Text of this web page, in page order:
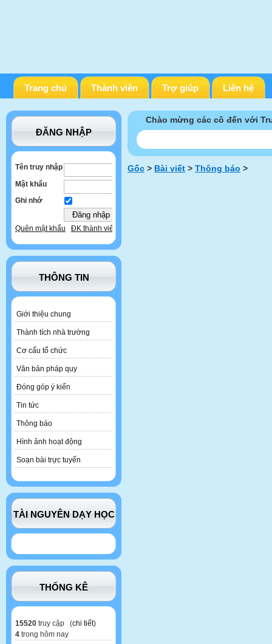
Trang chủ Thành viên Trợ giúp Liên hệ
ĐĂNG NHẬP
Tên truy nhập
Mật khẩu
Ghi nhớ
Quên mật khẩu ĐK thành viên
THÔNG TIN
Giới thiệu chung
Thành tích nhà trường
Cơ cấu tổ chức
Văn bản pháp quy
Đóng góp ý kiến
Tin tức
Thông báo
Hình ảnh hoạt động
Soạn bài trực tuyến
TÀI NGUYÊN DẠY HỌC
THỐNG KÊ
15520 truy cập (chi tiết)
4 trong hôm nay
Chào mừng các cô đến với
Gốc > Bài viết > Thông báo >